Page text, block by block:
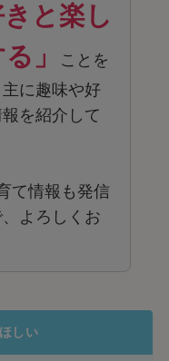
きと楽し
」
ことを
に趣味や好
を紹介して
て情報も発信
よろしくお
しい